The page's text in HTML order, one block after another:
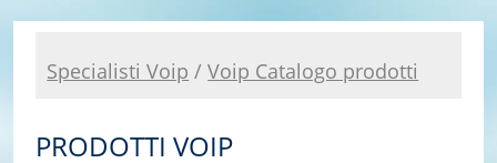
Specialisti Voip /Voip Catalogo prodotti
PRODOTTI VOIP